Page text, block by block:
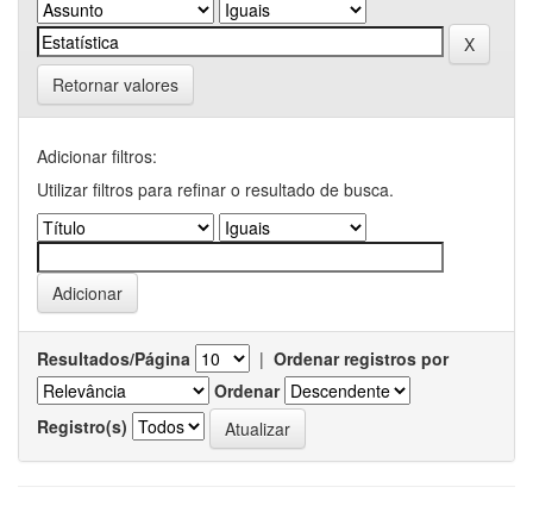
Retornar valores
Adicionar filtros:
Utilizar filtros para refinar o resultado de busca.
Resultados/Página | Ordenar registros por
Ordenar
Registro(s)